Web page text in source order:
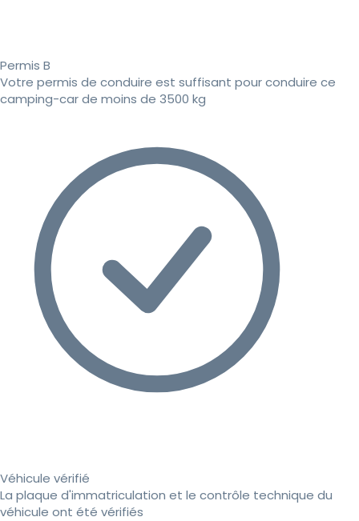
Permis B
Votre permis de conduire est suffisant pour conduire ce
camping-car de moins de 3500 kg
Véhicule vérifié
La plaque d'immatriculation et le contrôle technique du
véhicule ont été vérifiés